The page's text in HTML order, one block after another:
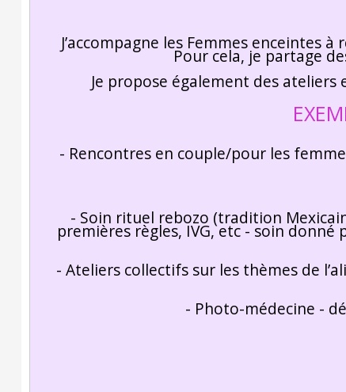
J’accompagne les Femmes enceintes
Pour cela, je partage
Je propose également des
- Rencontres en couple/pour les
- Soin rituel rebozo (tradition
premières règles, IVG, etc - soin
- Ateliers collectifs sur les thèmes de
- Photo-médecine -